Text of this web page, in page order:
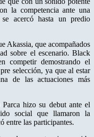
la competencia ante una
acercó hasta un predio
Akassia, que acompañados
sobre el escenario. Black
competir demostrando el
selección, ya que al estar
de las actuaciones más
hizo su debut ante el
social que llamaron la
entre las participantes.